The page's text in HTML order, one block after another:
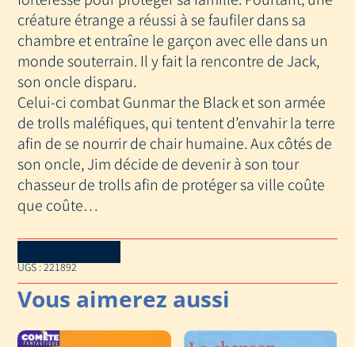
créature étrange a réussi à se faufiler dans sa
chambre et entraîne le garçon avec elle dans un
monde souterrain. Il y fait la rencontre de Jack,
son oncle disparu.
Celui-ci combat Gunmar the Black et son armée
de trolls maléfiques, qui tentent d’envahir la terre
afin de se nourrir de chair humaine. Aux côtés de
son oncle, Jim décide de devenir à son tour
chasseur de trolls afin de protéger sa ville coûte
que coûte…
UGS :221892